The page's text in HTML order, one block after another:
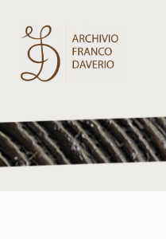
Archivio
Franco
Daverio